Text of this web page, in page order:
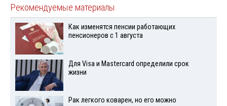
Рекомендуемые материалы
Как изменятся пенсии работающих
пенсионеров с 1 августа
Для Visа и Mastercard определили срок
жизни
Рак легкого коварен, но его можно